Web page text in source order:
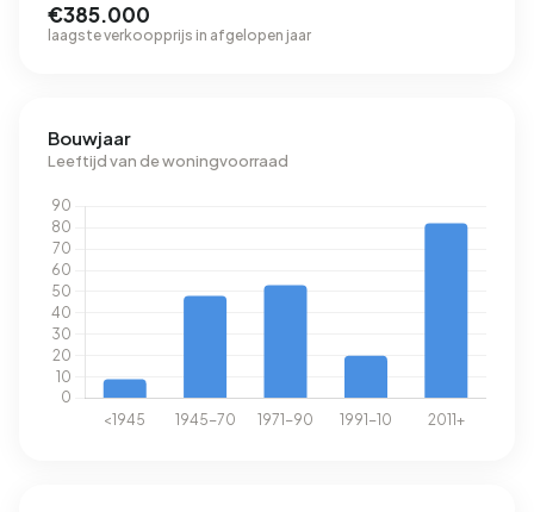
€385.000
laagste verkoopprijs in afgelopen jaar
Bouwjaar
Leeftijd van de woningvoorraad